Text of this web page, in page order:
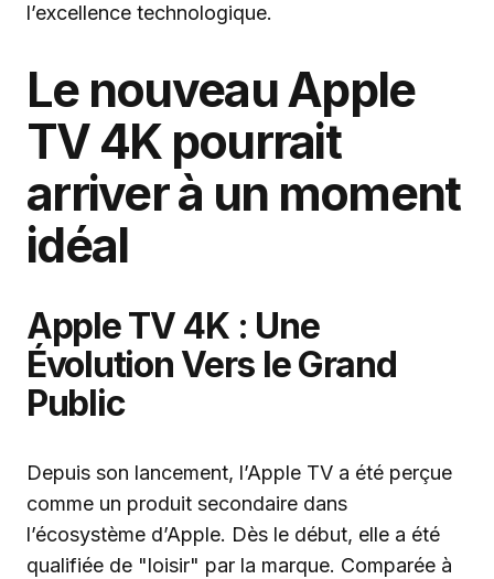
l’excellence technologique.
Le nouveau Apple
TV 4K pourrait
arriver à un moment
idéal
Apple TV 4K : Une
Évolution Vers le Grand
Public
Depuis son lancement, l’Apple TV a été perçue
comme un produit secondaire dans
l’écosystème d’Apple. Dès le début, elle a été
qualifiée de "loisir" par la marque. Comparée à